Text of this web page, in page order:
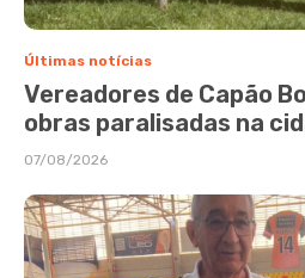
Últimas notícias
Vereadores de Capão
obras paralisadas na
07/08/2026